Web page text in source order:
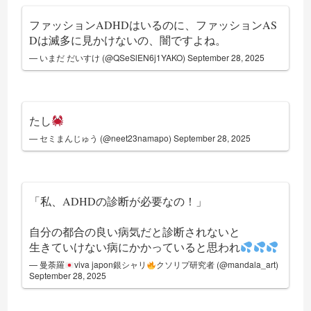
ファッションADHDはいるのに、ファッションAS
Dは滅多に見かけないの、闇ですよね。
— いまだ だいすけ (@QSeSlEN6j1YAKO)September 28, 2025
たし
— セミまんじゅう (@neet23namapo)September 28, 2025
「私、ADHDの診断が必要なの！」
自分の都合の良い病気だと診断されないと
生きていけない病にかかっていると思われ
— 曼荼羅 viva japon銀シャリ
クソリプ研究者 (@mandala_art)
September 28, 2025